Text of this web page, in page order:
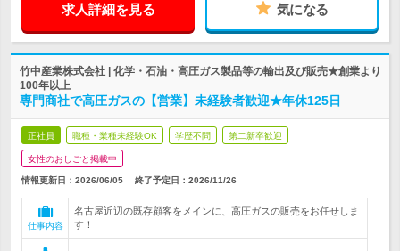
求人詳細を見る 気になる
竹中産業株式会社 | 化学・石油・高圧ガス製品等の輸出及び販売★創業より
100年以上
専門商社で高圧ガスの【営業】未経験者歓迎★年休125日
正社員 職種・業種未経験OK 学歴不問 第二新卒歓迎
女性のおしごと掲載中
情報更新日：2026/06/05 終了予定日： 2026/11/26
仕事内容
名古屋近辺の既存顧客をメインに、高圧ガスの販売をお任せしま
す！